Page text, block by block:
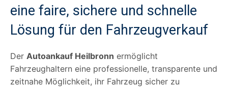
eine faire, sichere und schnelle
Lösung für den Fahrzeugverkauf
Der Autoankauf Heilbronn ermöglicht
Fahrzeughaltern eine professionelle, transparente und
zeitnahe Möglichkeit, ihr Fahrzeug sicher zu